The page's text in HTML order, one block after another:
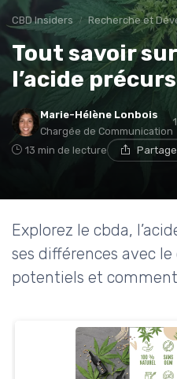
CBD Insiders Recherche et
Tout savoir
l’acide
Marie-Hélène Lonbois
Chargée de Communication
13 min de lecture
Explorez le cbda,
ses différences avec
potentiels et